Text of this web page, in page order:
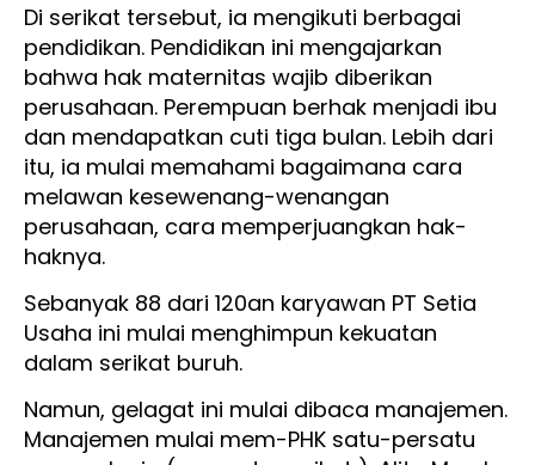
Di serikat tersebut, ia mengikuti berbagai
pendidikan. Pendidikan ini mengajarkan
bahwa hak maternitas wajib diberikan
perusahaan. Perempuan berhak menjadi ibu
dan mendapatkan cuti tiga bulan. Lebih dari
itu, ia mulai memahami bagaimana cara
melawan kesewenang-wenangan
perusahaan, cara memperjuangkan hak-
haknya.
Sebanyak 88 dari 120an karyawan PT Setia
Usaha ini mulai menghimpun kekuatan
dalam serikat buruh.
Namun, gelagat ini mulai dibaca manajemen.
Manajemen mulai mem-PHK satu-persatu